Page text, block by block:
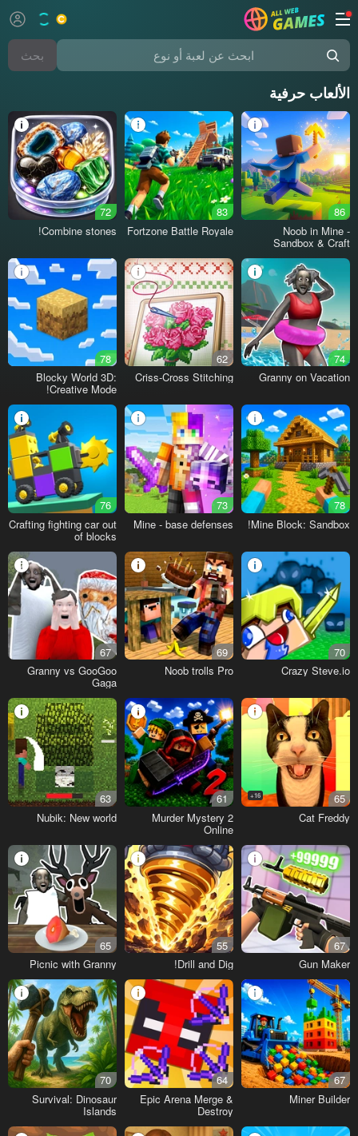
ابحث عن لعبة أو نوع بحث
الألعاب حرفية
86
Noob in Mine -
Sandbox & Craft
83
Fortzone Battle Royale
72
Combine stones!
74
Granny on Vacation
62
Criss-Cross Stitching
78
Blocky World 3D:
Creative Mode!
78
Mine Block: Sandbox!
73
Mine - base defenses
76
Crafting fighting car out
of blocks
70
Crazy Steve.io
69
Noob trolls Pro
67
Granny vs GooGoo
Gaga
65
16+
Cat Freddy
61
Murder Mystery 2
Online
63
Nubik: New world
67
Gun Maker
55
Drill and Dig!
65
Picnic with Granny
67
Miner Builder
64
Epic Arena Merge &
Destroy
70
Survival: Dinosaur
Islands